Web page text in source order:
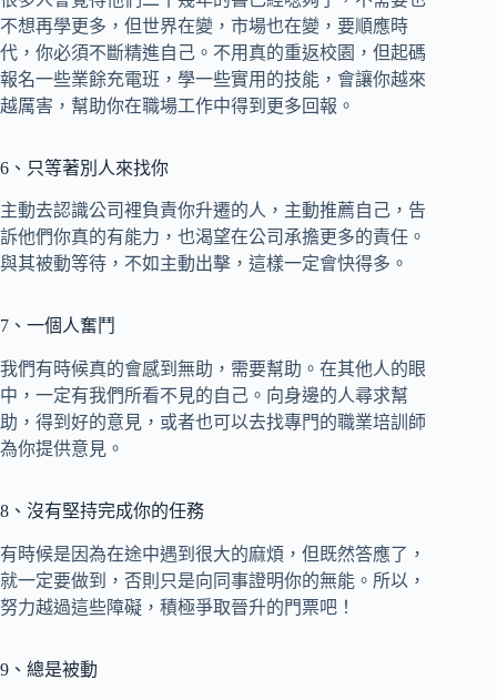
不想再學更多，但世界在變，市場也在變，要順應時
代，你必須不斷精進自己。不用真的重返校園，但起碼
報名一些業餘充電班，學一些實用的技能，會讓你越來
越厲害，幫助你在職場工作中得到更多回報。
6、只等著別人來找你
主動去認識公司裡負責你升遷的人，主動推薦自己，告
訴他們你真的有能力，也渴望在公司承擔更多的責任。
與其被動等待，不如主動出擊，這樣一定會快得多。
7、一個人奮鬥
我們有時候真的會感到無助，需要幫助。在其他人的眼
中，一定有我們所看不見的自己。向身邊的人尋求幫
助，得到好的意見，或者也可以去找專門的職業培訓師
為你提供意見。
8、沒有堅持完成你的任務
有時候是因為在途中遇到很大的麻煩，但既然答應了，
就一定要做到，否則只是向同事證明你的無能。所以，
努力越過這些障礙，積極爭取晉升的門票吧！
9、總是被動